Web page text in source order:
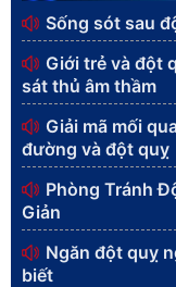
Sống sót sau
Giới trẻ và đột
sát thủ âm thầm
Giải mã mối
đường và đột quỵ
Phòng Tránh
Giản
Ngăn đột quỵ
biết